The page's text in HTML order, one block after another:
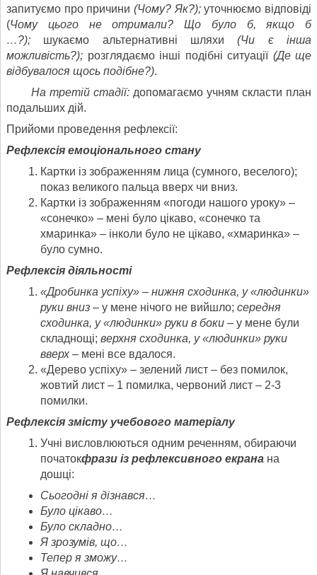
запитуємо про причини (Чому? Як?);уточнюємо відповіді
(Чому цього не отримали? Що було б, якщо б
…?); шукаємо альтернативні шляхи(Чи є інша
можливість?); розглядаємо інші подібні ситуації (Де ще
відбувалося щось подібне?).
На третій стадії: допомагаємо учням скласти план
подальших дій.
Прийоми проведення рефлексії:
Рефлексія емоціонального стану
Картки із зображенням лица (сумного, веселого);
показ великого пальца вверх чи вниз.
Картки із зображенням «погоди нашого уроку» –
«сонечко» – мені було цікаво, «сонечко та
хмаринка» – інколи було не цікаво, «хмаринка» –
було сумно.
Рефлексія діяльності
«Дробинка успіху» – нижня сходинка, у «людинки»
руки вниз – у мене нічого не вийшло; середня
сходинка, у «людинки» руки в боки – у мене були
складнощі; верхня сходинка, у «людинки» руки
вверх – мені все вдалося.
«Дерево успіху» – зелений лист – без помилок,
жовтий лист – 1 помилка, червоний лист – 2-3
помилки.
Рефлексія змістуучебового матеріалу
Учні висловлюються одним реченням, обираючи
початокфрази із рефлексивного екрана на
дошці:
Сьогодні я дізнався…
Було цікаво…
Було складно…
Я зрозумів, що…
Тепер я зможу…